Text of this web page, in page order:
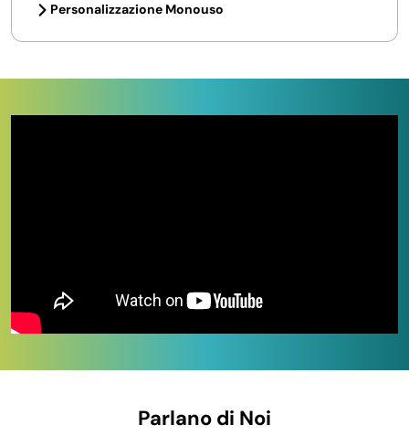
Personalizzazione Monouso
Parlano di Noi